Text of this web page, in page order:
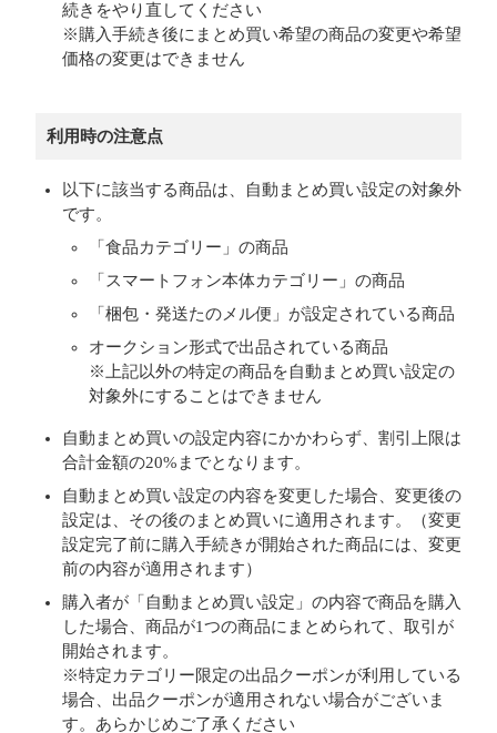
続きをやり直してください
※購入手続き後にまとめ買い希望の商品の変更や希望
価格の変更はできません
利用時の注意点
以下に該当する商品は、自動まとめ買い設定の対象外
です。
「食品カテゴリー」の商品
「スマートフォン本体カテゴリー」の商品
「梱包・発送たのメル便」が設定されている商品
オークション形式で出品されている商品
※上記以外の特定の商品を自動まとめ買い設定の
対象外にすることはできません
自動まとめ買いの設定内容にかかわらず、割引上限は
合計金額の20%までとなります。
自動まとめ買い設定の内容を変更した場合、変更後の
設定は、その後のまとめ買いに適用されます。（変更
設定完了前に購入手続きが開始された商品には、変更
前の内容が適用されます）
購入者が「自動まとめ買い設定」の内容で商品を購入
した場合、商品が1つの商品にまとめられて、取引が
開始されます。
※特定カテゴリー限定の出品クーポンが利用している
場合、出品クーポンが適用されない場合がございま
す。あらかじめご了承ください